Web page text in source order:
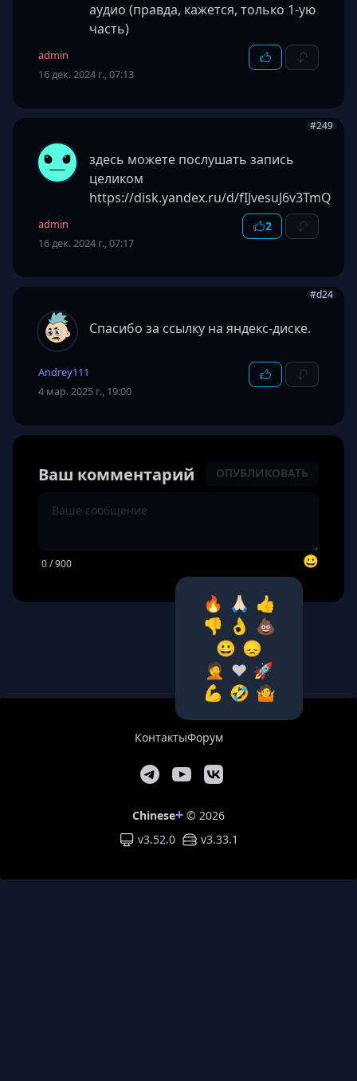
аудио (правда, кажется, только 1-ую
часть)
admin
16 дек. 2024 г., 07:13
#249
здесь можете послушать запись
целиком
https://disk.yandex.ru/d/fIJvesuJ6v3TmQ
admin
16 дек. 2024 г., 07:17
2
#d24
Спасибо за ссылку на яндекс-диске.
Andrey111
4 мар. 2025 г., 19:00
Ваш комментарий ОПУБЛИКОВАТЬ
0/ 900 😀
🔥 🙏🏻 👍
👎 👌 💩
😀 😞
🤦‍ ❤️ 🚀
💪 🤣 🤷‍
КонтактыФорум
Chinese+ © 2026
v3.52.0
v3.33.1